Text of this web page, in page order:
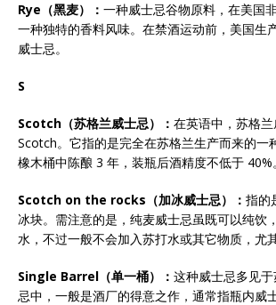
Rye （黑麦）： 一种威士忌谷物原料，在美国
一种独特的香料风味。在禁酒运动前，美国生
威士忌。
S
Scotch （苏格兰威士忌）： 在英语中，苏格
Scotch。它指的是完全在苏格兰生产而来的一
橡木桶中陈酿 3 年，装瓶后酒精度不低于 40%。
Scotch on the rocks （加冰威士忌）： 指的
冰块。需注意的是，纯麦威士忌虽既可以纯饮
水，不过一般不会加入苏打水或其它物质，尤
Single Barrel （单一桶）： 这种威士忌多见
忌中，一般是酒厂的得意之作，通常指瓶内威